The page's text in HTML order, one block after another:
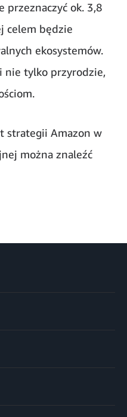
przeznaczyć ok. 3,8
celem będzie
ekosystemów.
nie tylko przyrodzie,
strategii Amazon w
można znaleźć